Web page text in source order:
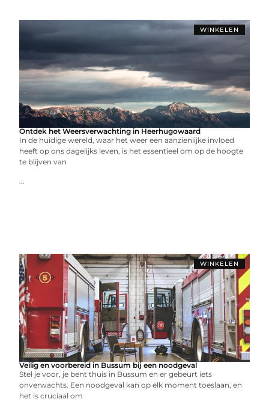
WINKELEN
Ontdek het Weersverwachting in Heerhugowaard
In de huidige wereld, waar het weer een aanzienlijke invloed
heeft op ons dagelijks leven, is het essentieel om op de hoogte
te blijven van
...
WINKELEN
Veilig en voorbereid in Bussum bij een noodgeval
Stel je voor, je bent thuis in Bussum en er gebeurt iets
onverwachts. Een noodgeval kan op elk moment toeslaan, en
het is cruciaal om